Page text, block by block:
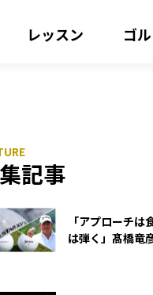
レッスン ゴ
記事
「アプローチは
は弾く」髙橋竜